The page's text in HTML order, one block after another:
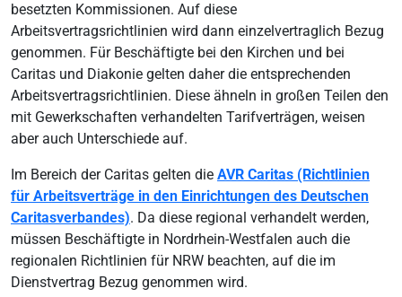
besetzten Kommissionen. Auf diese
Arbeitsvertragsrichtlinien wird dann einzelvertraglich Bezug
genommen. Für Beschäftigte bei den Kirchen und bei
Caritas und Diakonie gelten daher die entsprechenden
Arbeitsvertragsrichtlinien. Diese ähneln in großen Teilen den
mit Gewerkschaften verhandelten Tarifverträgen, weisen
aber auch Unterschiede auf.
Im Bereich der Caritas gelten die AVR Caritas (Richtlinien
für Arbeitsverträge in den Einrichtungen des Deutschen
Caritasverbandes). Da diese regional verhandelt werden,
müssen Beschäftigte in Nordrhein-Westfalen auch die
regionalen Richtlinien für NRW beachten, auf die im
Dienstvertrag Bezug genommen wird.